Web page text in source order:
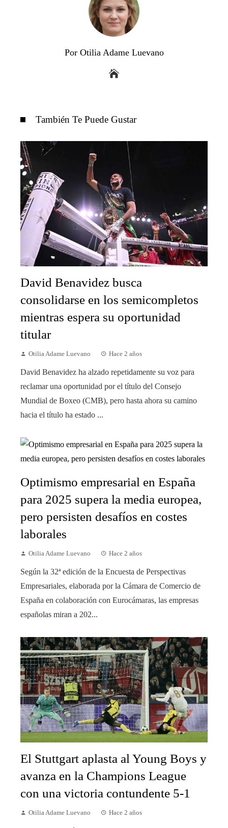
Por Otilia Adame Luevano
También Te Puede Gustar
David Benavidez busca
consolidarse en los semicompletos
mientras espera su oportunidad
titular
Otilia Adame Luevano Hace 2 años
David Benavidez ha alzado repetidamente su voz para
reclamar una oportunidad por el título del Consejo
Mundial de Boxeo (CMB), pero hasta ahora su camino
hacia el título ha estado ...
Optimismo empresarial en España
para 2025 supera la media europea,
pero persisten desafíos en costes
laborales
Otilia Adame Luevano Hace 2 años
Según la 32ª edición de la Encuesta de Perspectivas
Empresariales, elaborada por la Cámara de Comercio de
España en colaboración con Eurocámaras, las empresas
españolas miran a 202...
El Stuttgart aplasta al Young Boys y
avanza en la Champions League
con una victoria contundente 5-1
Otilia Adame Luevano Hace 2 años